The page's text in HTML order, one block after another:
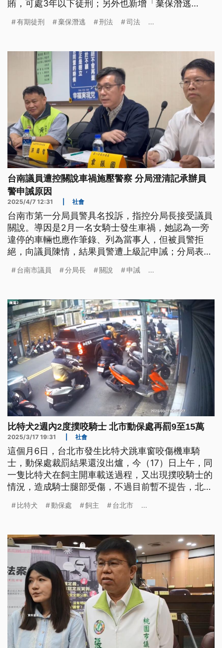
賄，可處3年以下徒刑；另外也新增「棄保潛逃
升「脫逃罪」法定刑責等條文。
有期徒刑 棄保潛逃 刑法 司法 ...
台南議員遭控關說車禍施壓警察 分局澄清記承辦員
警申誡原因
2025/4/7 12:31 社會
台南市第一分局員警具名投訴，指控分局長接受議員
關說。導因是2月一名女騎士發生車禍，她認為一旁
違停的車輛也應作筆錄、列為當事人，但被員警拒
絕，向議員陳情，結果員警遭上級記申誡；分局表
層公事公辦，只是此案在交通分隊長官檢視後，也認
員警後續補做筆錄對民眾言詞不當，才會被記申誡。
台南市議員 分局長 關說 申誡 ...
比特犬2週內2度撲咬騎士 北市動保處再罰9至15萬
2025/3/17 19:31 社會
這個月6日，台北市發生比特犬跳車窗咬傷機車騎
士，動保處裁罰結果還沒出爐，今（17）日上午，同
一隻比特犬在飼主開車載送過程，又出現撲咬騎士的
情況，造成騎士腿部受傷，不過目前暫不提告，北市
隻沒入，是因為飼主當初承諾，會嚴加看管比特犬。
比特犬 動保處 飼主 台北市 ...